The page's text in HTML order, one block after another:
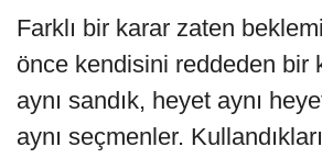
Farklı bir karar zaten
önce kendisini reddeden bir
aynı sandık, heyet aynı
aynı seçmenler.